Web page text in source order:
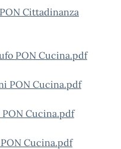
Cittadinanza
PON Cucina.pdf
PON Cucina.pdf
Cucina.pdf
Cucina.pdf